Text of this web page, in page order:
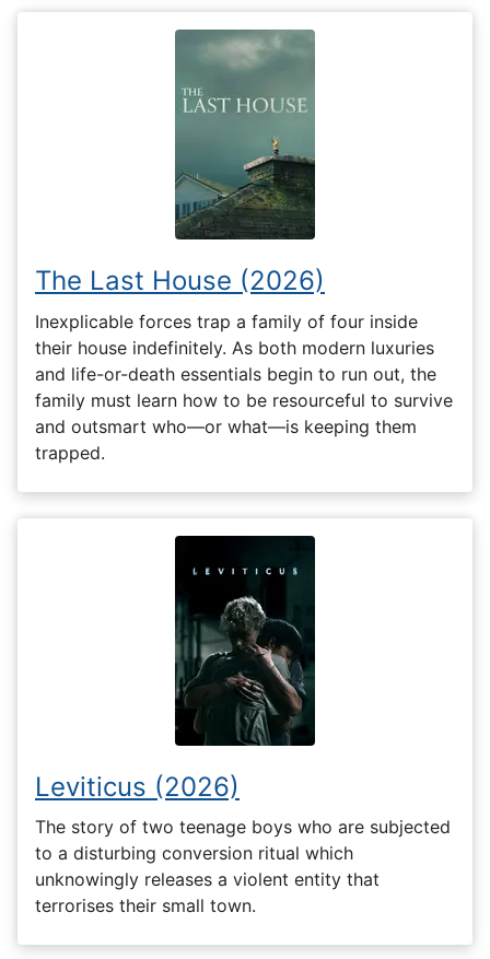
The Last House (2026)
Inexplicable forces trap a family of four inside
their house indefinitely. As both modern luxuries
and life-or-death essentials begin to run out, the
family must learn how to be resourceful to survive
and outsmart who—or what—is keeping them
trapped.
Leviticus (2026)
The story of two teenage boys who are subjected
to a disturbing conversion ritual which
unknowingly releases a violent entity that
terrorises their small town.